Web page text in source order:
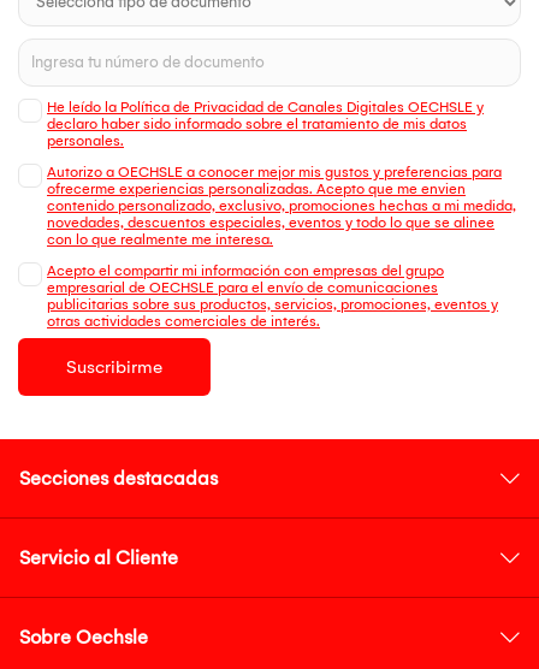
He leído la Política de Privacidad de Canales Digitales OECHSLE y
declaro haber sido informado sobre el tratamiento de mis datos
personales.
Autorizo a OECHSLE a conocer mejor mis gustos y preferencias para
ofrecerme experiencias personalizadas. Acepto que me envien
contenido personalizado, exclusivo, promociones hechas a mi medida,
novedades, descuentos especiales, eventos y todo lo que se alinee
con lo que realmente me interesa.
Acepto el compartir mi información con empresas del grupo
empresarial de OECHSLE para el envío de comunicaciones
publicitarias sobre sus productos, servicios, promociones, eventos y
otras actividades comerciales de interés.
Suscribirme
Secciones destacadas
Servicio al Cliente
Sobre Oechsle